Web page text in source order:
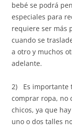
bebé se podrá
especiales para
requiere ser más
cuando se
a otro y muchos
adelante.
2) Es importante
comprar ropa, no
chicos, ya que
uno o dos talles